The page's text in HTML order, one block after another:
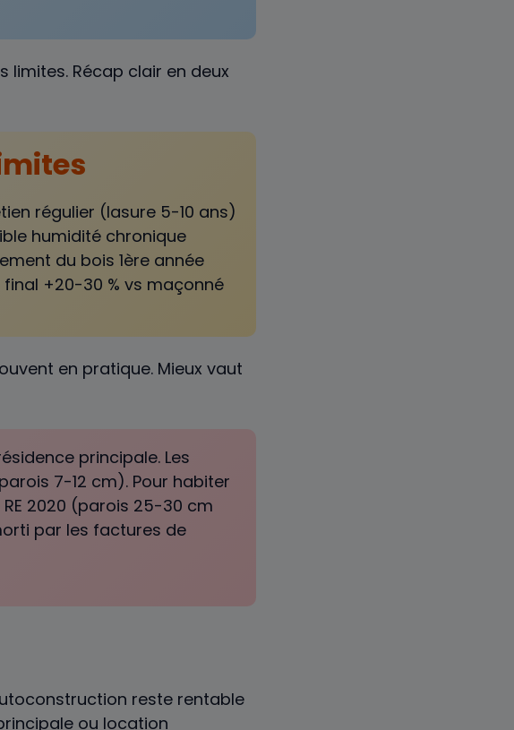
limites. Récap clair en deux
régulier (lasure 5-10 ans)
humidité chronique
du bois 1ère année
final +20-30 % vs maçonné
en pratique. Mieux vaut
principale. Les
7-12 cm). Pour habiter
2020 (parois 25-30 cm
par les factures de
reste rentable
ou location